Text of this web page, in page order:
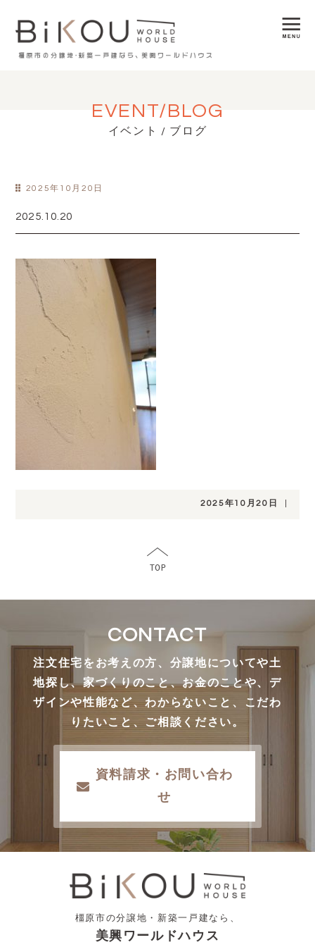
EVENT/BLOG
イベント / ブログ
2025年10月20日
2025.10.20
2025年10月20日
CONTACT
注文住宅をお考えの方、分譲地についてや土
地探し、家づくりのこと、お金のことや、デ
ザインや性能など、わからないこと、こだわ
りたいこと、ご相談ください。
資料請求・お問い合わ
せ
橿原市の分譲地・新築一戸建なら、
美興ワールドハウス